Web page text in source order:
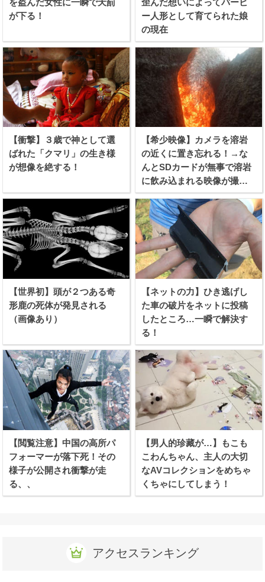
を盗んだ女性に一瞬で天罰
が下る！
歪んだ想いによってバービ
ー人形として育てられた娘
の現在
【衝撃】３歳で神として選
ばれた「クマリ」の生き様
が想像を絶する！
【希少映像】カメラを溶岩
の近くに置き忘れる！→な
んとSDカードが無事で溶岩
に飲み込まれる映像が撮れ
たらしい！
【世界初】頭が２つある奇
形鹿の死体が発見される
（画像あり）
【ネットの力】ひき逃げし
た車の破片をネットに投稿
したところ…一瞬で解決す
る！
【閲覧注意】中国の高所パ
フォーマーが落下死！その
様子が公開され衝撃が走
る、、
【男人的珍藏が…】もこも
こわんちゃん、主人の大切
なAVコレクションをめちゃ
くちゃにしてしまう！
アクセスランキング